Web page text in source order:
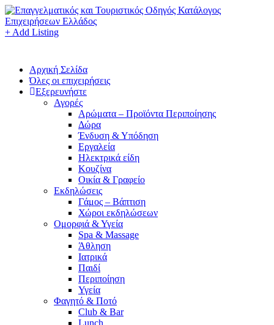
+ Add Listing
Αρχική Σελίδα
Όλες οι επιχειρήσεις
Εξερευνήστε
Αγορές
Αρώματα – Προϊόντα Περιποίησης
Δώρα
Ένδυση & Υπόδηση
Εργαλεία
Ηλεκτρικά είδη
Κουζίνα
Οικία & Γραφείο
Εκδηλώσεις
Γάμος – Βάπτιση
Χώροι εκδηλώσεων
Ομορφιά & Υγεία
Spa & Massage
Άθληση
Ιατρικά
Παιδί
Περιποίηση
Υγεία
Φαγητό & Ποτό
Club & Bar
Lunch